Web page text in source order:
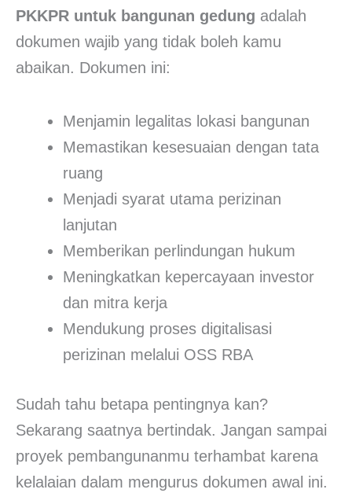
PKKPR untuk bangunan gedung adalah
dokumen wajib yang tidak boleh kamu
abaikan. Dokumen ini:
Menjamin legalitas lokasi bangunan
Memastikan kesesuaian dengan tata
ruang
Menjadi syarat utama perizinan
lanjutan
Memberikan perlindungan hukum
Meningkatkan kepercayaan investor
dan mitra kerja
Mendukung proses digitalisasi
perizinan melalui OSS RBA
Sudah tahu betapa pentingnya kan?
Sekarang saatnya bertindak. Jangan sampai
proyek pembangunanmu terhambat karena
kelalaian dalam mengurus dokumen awal ini.